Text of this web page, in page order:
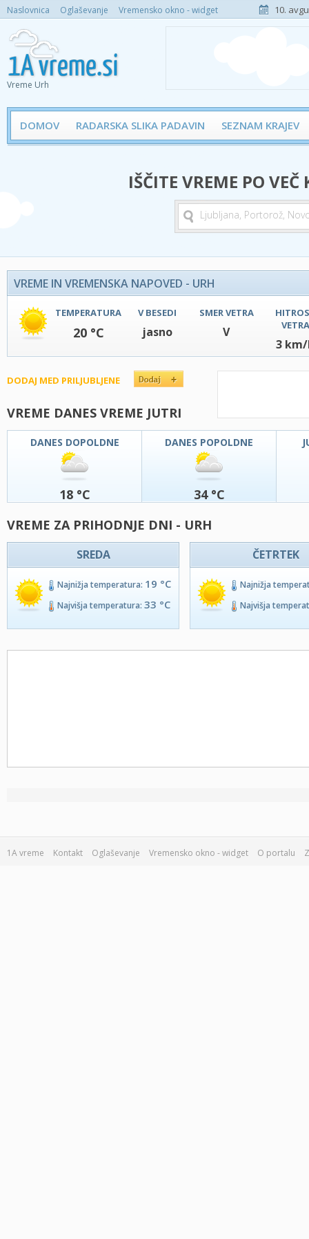
Naslovnica Oglaševanje Vremensko okno - widget 10.
Vreme Urh
DOMOV RADARSKA SLIKA PADAVIN SEZNAM KRAJEV
IŠČITE VREME PO
VREME IN VREMENSKA NAPOVED - URH
TEMPERATURA
20 °C
V BESEDI
jasno
SMER VETRA
V
VETRA
3
DODAJ MED PRILJUBLJENE
VREME DANES VREME JUTRI
DANES DOPOLDNE
18 °C
DANES POPOLDNE
34 °C
VREME ZA PRIHODNJE DNI - URH
SREDA
Najnižja temperatura: 19 °C
Najvišja temperatura: 33 °C
ČETRTEK
Najnižja
Najvišja
1A vreme Kontakt Oglaševanje Vremensko okno - widget O portalu